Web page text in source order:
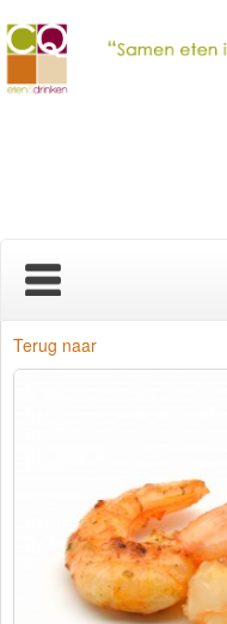
Home
Traiteur
Terug naar